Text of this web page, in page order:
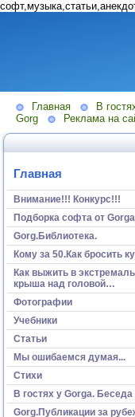
Главная
В
Gorg
Реклама на
Главная
Внимание!!! Конкурс!!!
Подборка софта от Gorga
Gorg.Библиотека.
Кому за 50.Как бросить
Как выжить в
крыша над головой…
Фотографии
Учебники
Статьи
Мы ошибаемся думая...
Стихи
В гостях у Gorga.
Gorg.Публикации за